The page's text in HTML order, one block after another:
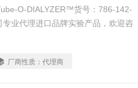
O-DIALYZER™货号：786-142-
业代理进口品牌实验产品，欢迎咨
厂商性质：代理商